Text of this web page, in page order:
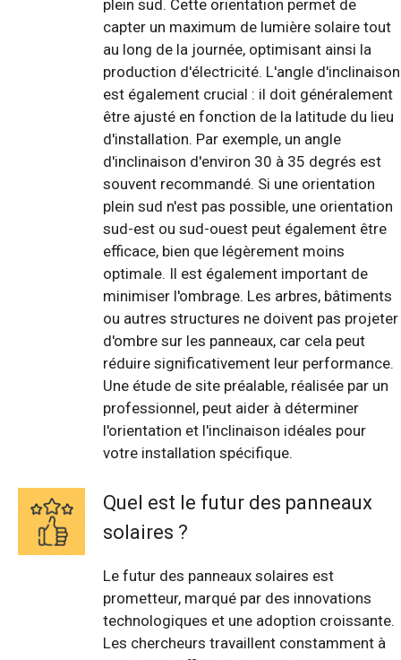
plein sud. Cette orientation permet de
capter un maximum de lumière solaire tout
au long de la journée, optimisant ainsi la
production d'électricité. L'angle d'inclinaison
est également crucial : il doit généralement
être ajusté en fonction de la latitude du lieu
d'installation. Par exemple, un angle
d'inclinaison d'environ 30 à 35 degrés est
souvent recommandé. Si une orientation
plein sud n'est pas possible, une orientation
sud-est ou sud-ouest peut également être
efficace, bien que légèrement moins
optimale. Il est également important de
minimiser l'ombrage. Les arbres, bâtiments
ou autres structures ne doivent pas projeter
d'ombre sur les panneaux, car cela peut
réduire significativement leur performance.
Une étude de site préalable, réalisée par un
professionnel, peut aider à déterminer
l'orientation et l'inclinaison idéales pour
votre installation spécifique.
Quel est le futur des panneaux
solaires ?
Le futur des panneaux solaires est
prometteur, marqué par des innovations
technologiques et une adoption croissante.
Les chercheurs travaillent constamment à